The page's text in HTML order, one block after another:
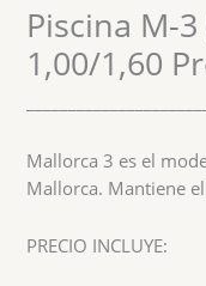
Piscina M-
1,00/1,60
Mallorca 3 es el
Mallorca. Mantiene
PRECIO INCLUYE: